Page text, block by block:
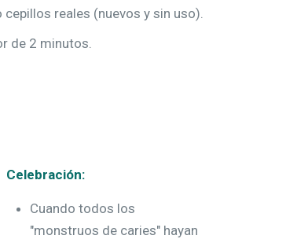
reales (nuevos y sin uso).
de 2 minutos.
Celebración:
Cuando todos los
"monstruos de caries" hayan